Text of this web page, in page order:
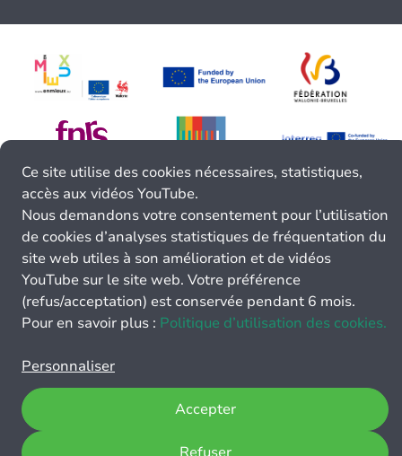
Ce site utilise des cookies nécessaires, statistiques,
accès aux vidéos YouTube.
Nous demandons votre consentement pour l’utilisation
de cookies d’analyses statistiques de fréquentation du
site web utiles à son amélioration et de vidéos
YouTube sur le site web. Votre préférence
(refus/acceptation) est conservée pendant 6 mois.
Pour en savoir plus : Politique d’utilisation des cookies.
Personnaliser
Accepter